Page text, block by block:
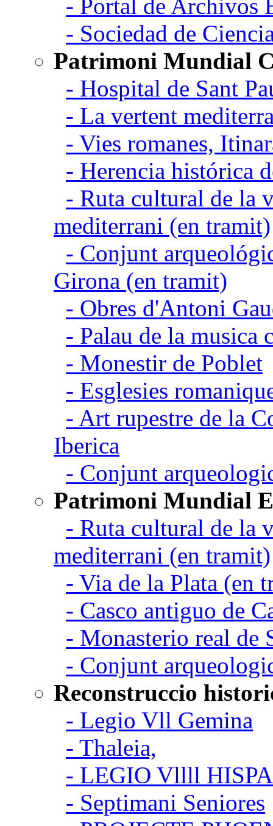
- Portal de Archivos
- Sociedad de
Patrimoni Mundial
- Hospital de Sant
- La vertent
- Vies romanes,
- Herencia histórica
- Ruta cultural de la
mediterrani (en tramit)
- Conjunt
Girona (en tramit)
- Obres d'Antoni
- Palau de la musica
- Monestir de Poblet
- Esglesies
- Art rupestre de la
Iberica
- Conjunt
Patrimoni Mundial
- Ruta cultural de la
mediterrani (en tramit)
- Via de la Plata (en
- Casco antiguo de
- Monasterio real de
- Conjunt
Reconstruccio
- Legio Vll Gemina
- Thaleia,
- LEGIO Vllll
- Septimani Seniores